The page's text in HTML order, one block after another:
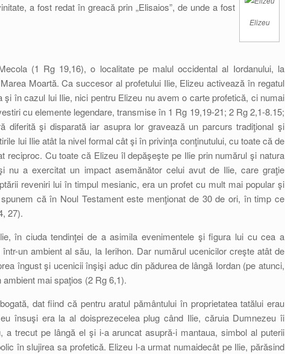
Elizeu
a fost redat în greacă prin „Elisaios”, de unde a fost
(1 Rg 19,16), o localitate pe malul occidental al Iordanului, la
Moartă. Ca succesor al profetului Ilie, Elizeu activează în regatul
în cazul lui Ilie, nici pentru Elizeu nu avem o carte profetică, ci numai
cu elemente legendare, transmise în 1 Rg 19,19-21; 2 Rg 2,1-8.15;
diferită şi disparată iar asupra lor gravează un parcurs tradiţional şi
lui Ilie atât la nivel formal cât şi în privinţa conţinutului, cu toate că de
reciproc. Cu toate că Elizeu îl depăşeşte pe Ilie prin numărul şi natura
nu a exercitat un impact asemănător celui avut de Ilie, care graţie
reveniri lui în timpul mesianic, era un profet cu mult mai popular şi
că în Noul Testament este menţionat de 30 de ori, în timp ce
27).
în ciuda tendinţei de a asimila evenimentele şi figura lui cu cea a
un ambient al său, la Ierihon. Dar numărul ucenicilor creşte atât de
îngust şi ucenicii înşişi aduc din pădurea de lângă Iordan (pe atunci,
mai spaţios (2 Rg 6,1).
dat fiind că pentru aratul pământului în proprietatea tatălui erau
însuşi era la al doisprezecelea plug când Ilie, căruia Dumnezeu îi
trecut pe lângă el şi i-a aruncat asupră-i mantaua, simbol al puterii
în slujirea sa profetică. Elizeu l-a urmat numaidecât pe Ilie, părăsind